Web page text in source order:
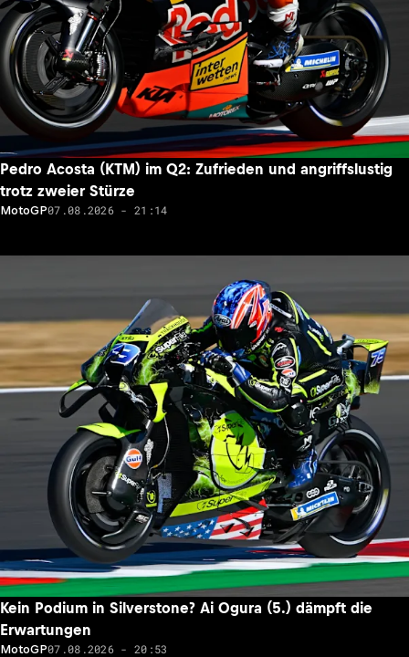
Pedro Acosta (KTM) im Q2: Zufrieden und angriffslustig
trotz zweier Stürze
MotoGP07.08.2026 - 21:14
Kein Podium in Silverstone? Ai Ogura (5.) dämpft die
Erwartungen
MotoGP07.08.2026 - 20:53